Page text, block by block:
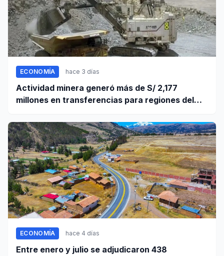
ECONOMÍA hace 3 días
Actividad minera generó más de S/ 2,177
millones en transferencias para regiones del
ECONOMÍA hace 4 días
Entre enero y julio se adjudicaron 438